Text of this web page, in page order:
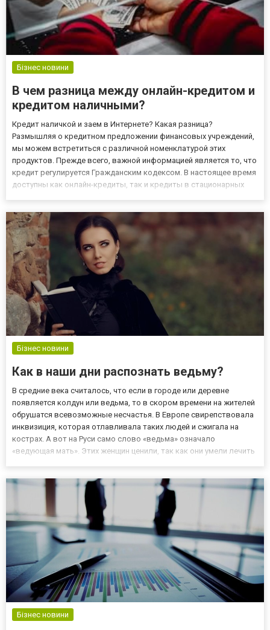
Бізнес новини
В чем разница между онлайн-кредитом и
кредитом наличными?
Кредит наличкой и заем в Интернете? Какая разница?
Размышляя о кредитном предложении финансовых учреждений,
мы можем встретиться с различной номенклатурой этих
продуктов. Прежде всего, важной информацией является то, что
кредит регулируется Гражданским кодексом. В настоящее время
доступны как онлайн-кредиты, так и кредиты в стационарных
владельцем...
Бізнес новини
Как в наши дни распознать ведьму?
В средние века считалось, что если в городе или деревне
появляется колдун или ведьма, то в скором времени на жителей
обрушатся всевозможные несчастья. В Европе свирепствовала
инквизиция, которая отлавливала таких людей и сжигала на
кострах. А вот на Руси само слово «ведьма» означало
«ведующая мать». Этих женщин ценили, так как они умели лечить
Бізнес новини